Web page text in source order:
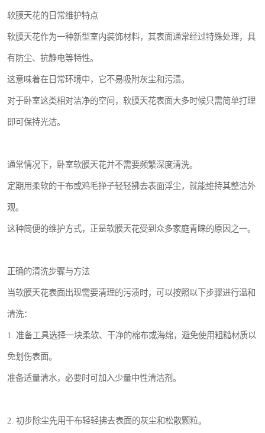
软膜天花的日常维护特点
软膜天花作为一种新型室内装饰材料，其表面通常经过特殊处理，具
有防尘、抗静电等特性。
这意味着在日常环境中，它不易吸附灰尘和污渍。
对于卧室这类相对洁净的空间，软膜天花表面大多时候只需简单打理
即可保持光洁。
通常情况下，卧室软膜天花并不需要频繁深度清洗。
定期用柔软的干布或鸡毛掸子轻轻拂去表面浮尘，就能维持其整洁外
观。
这种简便的维护方式，正是软膜天花受到众多家庭青睐的原因之一。
正确的清洗步骤与方法
当软膜天花表面出现需要清理的污渍时，可以按照以下步骤进行温和
清洗：
1. 准备工具选择一块柔软、干净的棉布或海绵，避免使用粗糙材质以
免划伤表面。
准备适量清水，必要时可加入少量中性清洁剂。
2. 初步除尘先用干布轻轻拂去表面的灰尘和松散颗粒。